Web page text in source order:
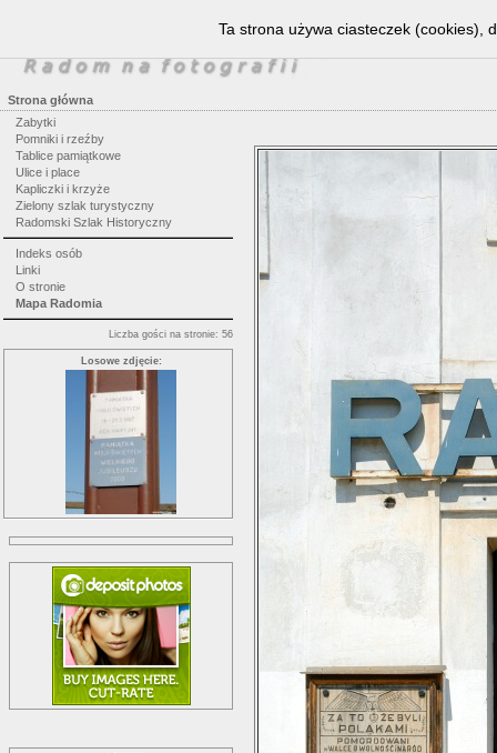
Strona główna
Zabytki
Pomniki i rzeźby
Tablice pamiątkowe
Ulice i place
Kapliczki i krzyże
Zielony szlak turystyczny
Radomski Szlak Historyczny
Indeks osób
Linki
O stronie
Mapa Radomia
Liczba gości na stronie: 56
Losowe zdjęcie:
Ta strona używa ciasteczek (cookies),